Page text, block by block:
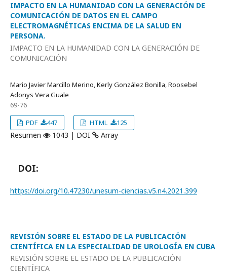
IMPACTO EN LA HUMANIDAD CON LA GENERACIÓN DE
COMUNICACIÓN DE DATOS EN EL CAMPO
ELECTROMAGNÉTICAS ENCIMA DE LA SALUD EN
PERSONA.
IMPACTO EN LA HUMANIDAD CON LA GENERACIÓN DE
COMUNICACIÓN
Mario Javier Marcillo Merino, Kerly González Bonilla, Roosebel
Adonys Vera Guale
69-76
PDF
447 HTML 125
Resumen 1043 | DOI Array
DOI:
https://doi.org/10.47230/unesum-ciencias.v5.n4.2021.399
REVISIÓN SOBRE EL ESTADO DE LA PUBLICACIÓN
CIENTÍFICA EN LA ESPECIALIDAD DE UROLOGÍA EN CUBA
REVISIÓN SOBRE EL ESTADO DE LA PUBLICACIÓN
CIENTÍFICA